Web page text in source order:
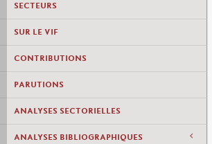
SECTEURS
SUR LE VIF
CONTRIBUTIONS
PARUTIONS
ANALYSES SECTORIELLES
ANALYSES BIBLIOGRAPHIQUES